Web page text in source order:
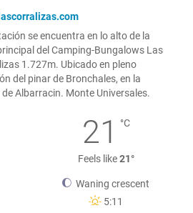
se encuentra en lo alto de la
del Camping-Bungalows Las
1.727m. Ubicado en pleno
del pinar de Bronchales, en la
de Albarracin. Monte Universales.
21 °C
Feels like21°
Waning crescent
5:11